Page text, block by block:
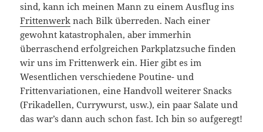
sind, kann ich meinen Mann zu einem Ausflug ins
Frittenwerk nach Bilk überreden. Nach einer
gewohnt katastrophalen, aber immerhin
überraschend erfolgreichen Parkplatzsuche finden
wir uns im Frittenwerk ein. Hier gibt es im
Wesentlichen verschiedene Poutine- und
Frittenvariationen, eine Handvoll weiterer Snacks
(Frikadellen, Currywurst, usw.), ein paar Salate und
das war’s dann auch schon fast. Ich bin so aufgeregt!